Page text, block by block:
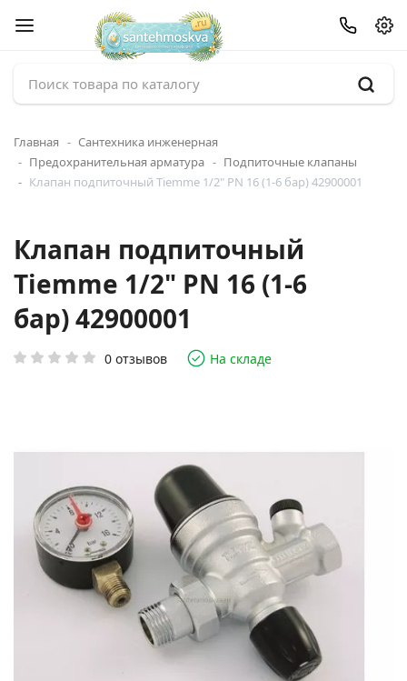
Главная
Сантехника инженерная
Предохранительная арматура
Подпиточные клапаны
Клапан подпиточный Tiemme 1/2" PN 16 (1-6 бар) 42900001
Клапан подпиточный
Tiemme 1/2" PN 16 (1-6
бар) 42900001
0 отзывов На складе